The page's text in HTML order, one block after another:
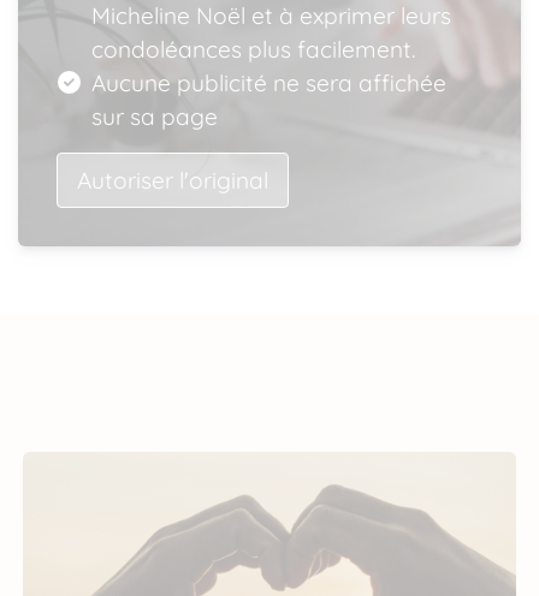
Micheline Noël et à exprimer leurs
condoléances plus facilement.
Aucune publicité ne sera affichée
sur sa page
Autoriser l'original